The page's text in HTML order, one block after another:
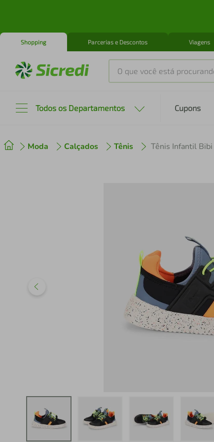
Shopping Parcerias e Descontos Viagens
O que você está procurando?
Todos os Departamentos Cupons
Moda Calçados Tênis Tênis Infantil
2 cafeteira